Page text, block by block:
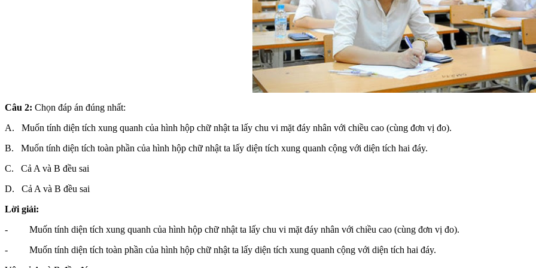
Câu 2: Chọn đáp án đúng nhất:
A. Muốn tính diện tích xung quanh của hình hộp chữ nhật ta lấy chu vi mặt đáy nhân với chiều cao (cùng đơn vị đo).
B. Muốn tính diện tích toàn phần của hình hộp chữ nhật ta lấy diện tích xung quanh cộng với diện tích hai đáy.
C. Cả A và B đều sai
D. Cả A và B đều sai
Lời giải:
- Muốn tính diện tích xung quanh của hình hộp chữ nhật ta lấy chu vi mặt đáy nhân với chiều cao (cùng đơn vị
- Muốn tính diện tích toàn phần của hình hộp chữ nhật ta lấy diện tích xung quanh cộng với diện tích hai đáy.